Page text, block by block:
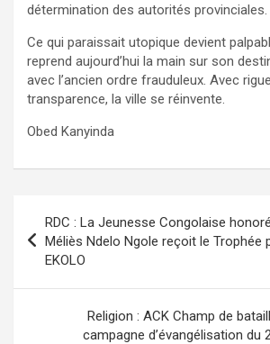
détermination des autorités provinciales.
Ce qui paraissait utopique devient
reprend aujourd’hui la main sur son
avec l’ancien ordre frauduleux. Avec
transparence, la ville se réinvente.
Obed Kanyinda
de
l’article
RDC : La Jeunesse Congolaise
Méliès Ndelo Ngole reçoit le Trophée
EKOLO
Religion : ACK Champ de
campagne d’évangélisation du